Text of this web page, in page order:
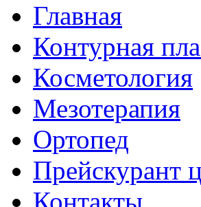
Главная
Контурная
Косметология
Мезотерапия
Ортопед
Прейскурант